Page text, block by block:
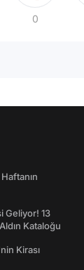
0
Geliyor! 13
Kataloğu
Kirası